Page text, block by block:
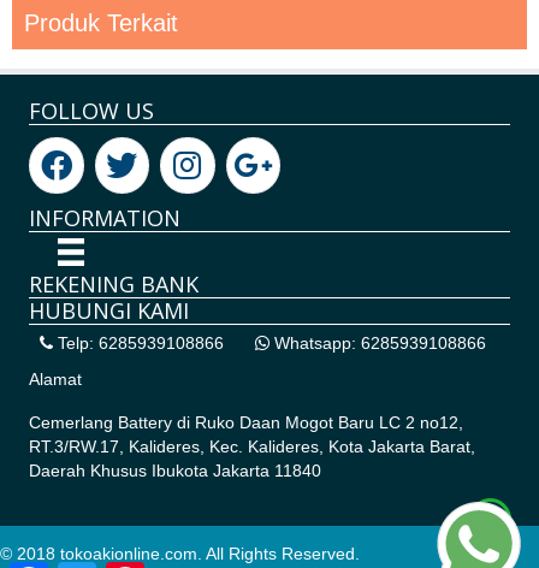
Produk Terkait
FOLLOW US
INFORMATION
REKENING BANK
HUBUNGI KAMI
Telp: 6285939108866
Whatsapp: 6285939108866
Alamat
Cemerlang Battery di Ruko Daan Mogot Baru LC 2 no12,
RT.3/RW.17, Kalideres, Kec. Kalideres, Kota Jakarta Barat,
Daerah Khusus Ibukota Jakarta 11840
© 2018 tokoakionline.com. All Rights Reserved.